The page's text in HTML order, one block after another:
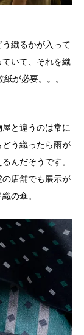
織るかが入って
いて、それを織
が必要。。。
と違うのは常に
う織ったら雨が
んだそうです。
店舗でも展示が
の傘。